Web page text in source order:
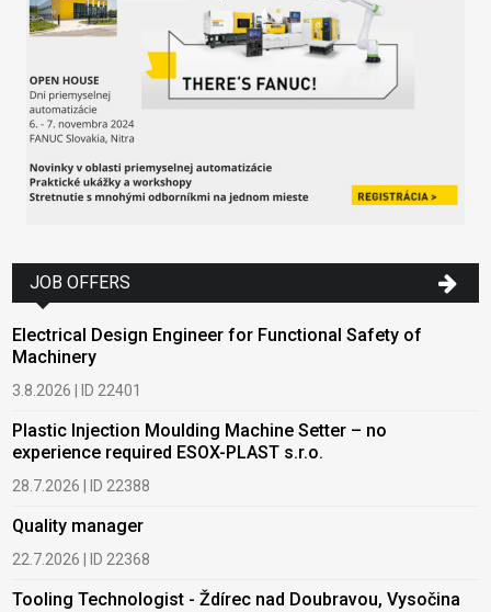
JOB OFFERS
Electrical Design Engineer for Functional Safety of
Machinery
3.8.2026 | ID 22401
Plastic Injection Moulding Machine Setter – no
experience required ESOX-PLAST s.r.o.
28.7.2026 | ID 22388
Quality manager
22.7.2026 | ID 22368
Tooling Technologist - Ždírec nad Doubravou, Vysočina